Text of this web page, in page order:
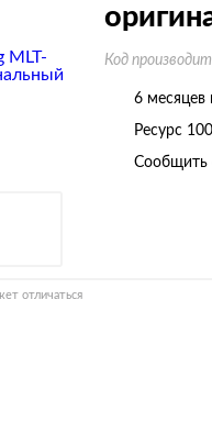
Код
6 месяцев
Ресурс
Сообщить
отличаться